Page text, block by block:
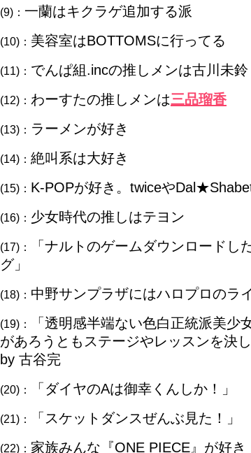
(9)： 一蘭はキクラゲ追加する派
(10)： 美容室はBOTTOMSに行ってる
(11)： でんぱ組.incの推しメンは古川未鈴
(12)： わーすたの推しメンは三品瑠香
(13)： ラーメンが好き
(14)： 絶叫系は大好き
(15)： K-POPが好き。twiceや
(16)： 少女時代の推しはテヨン
(17)：
「ナルトのゲームダウンロード
グ」
(18)： 中野サンプラザにはハロプロのラ
(19)：
「透明感半端ない色白正統派美
があろうともステージやレッスンを決
by 古谷完
(20)： 「ダイヤのAは御幸くんしか！」
(21)： 「スケットダンスぜんぶ見た！」
(22)： 家族みんな『ONE PIECE』が好き